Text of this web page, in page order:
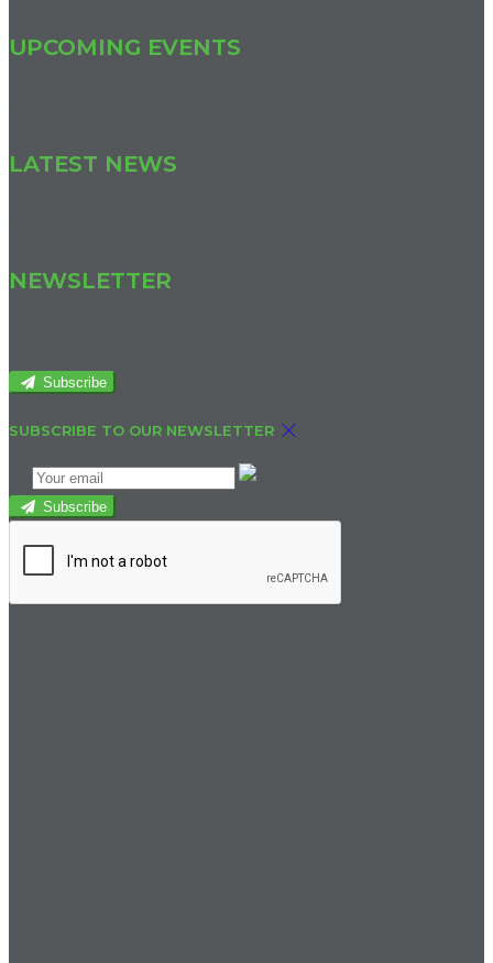
UPCOMING EVENTS
LATEST NEWS
NEWSLETTER
Subscribe
SUBSCRIBE TO OUR NEWSLETTER
Subscribe